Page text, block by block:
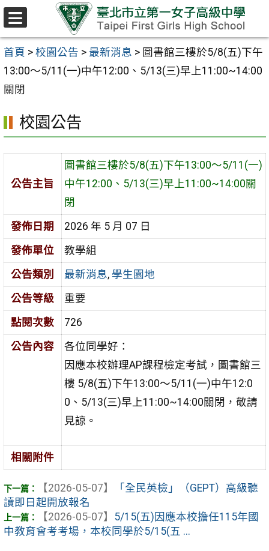
跳至主要內容區
首頁 > 校園公告 > 最新消息 > 圖書館三樓於5/8(五)下午
13:00～5/11(一)中午12:00、5/13(三)早上11:00~14:00
關閉
校園公告
公告主旨
圖書館三樓於5/8(五)下午13:00～5/11(一)
中午12:00、5/13(三)早上11:00~14:00關
閉
發佈日期
2026 年 5 月 07 日
發佈單位
教學組
公告類別
最新消息, 學生園地
公告等級
重要
點閱次數
726
公告內容
各位同學好：
因應本校辦理AP課程檢定考試，圖書館三
樓 5/8(五)下午13:00～5/11(一)中午12:0
0、5/13(三)早上11:00~14:00關閉，敬請
見諒。
相關附件
【2026-05-07】
「全民英檢」（GEPT）高級聽
讀即日起開放報名
【2026-05-07】 5/15(五)因應本校擔任115年國
中教育會考考場，本校同學於5/15(五 ...
選
單